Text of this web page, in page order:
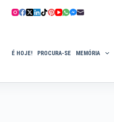
É HOJE! PROCURA-SE MEMÓRIA